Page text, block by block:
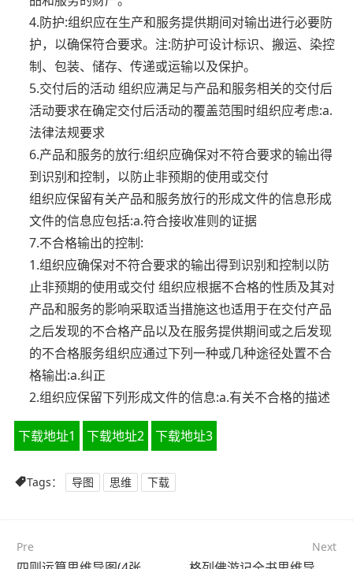
4.防护:组织应在生产和服务提供期间对输出进行必要防
护，以确保符合要求。注:防护可设计标识、搬运、染控
制、包装、储存、传递或运输以及保护。
5.交付后的活动 组织应满足与产品和服务相关的交付后
活动要求在确定交付后活动的覆盖范围时组织应考虑:a.
法律法规要求
6.产品和服务的放行:组织应确保对不符合要求的输出得
到识别和控制，以防止非预期的使用或交付
组织应保留有关产品和服务放行的形成文件的信息形成
文件的信息应包括:a.符合接收准则的证据
7.不合格输出的控制:
1.组织应确保对不符合要求的输出得到识别和控制以防
止非预期的使用或交付 组织应根据不合格的性质及其对
产品和服务的影响采取适当措施这也适用于在交付产品
之后发现的不合格产品以及在服务提供期间或之后发现
的不合格服务组织应通过下列一种或几种途径处置不合
格输出:a.纠正
2.组织应保留下列形成文件的信息:a.有关不合格的描述
下载地址1 下载地址2 下载地址3
Tags： 导图 思维 下载
Pre Next